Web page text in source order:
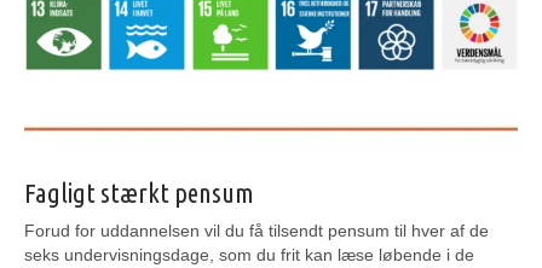
Fagligt stærkt pensum
Forud for uddannelsen vil du få tilsendt pensum til hver af de
seks undervisningsdage, som du frit kan læse løbende i de